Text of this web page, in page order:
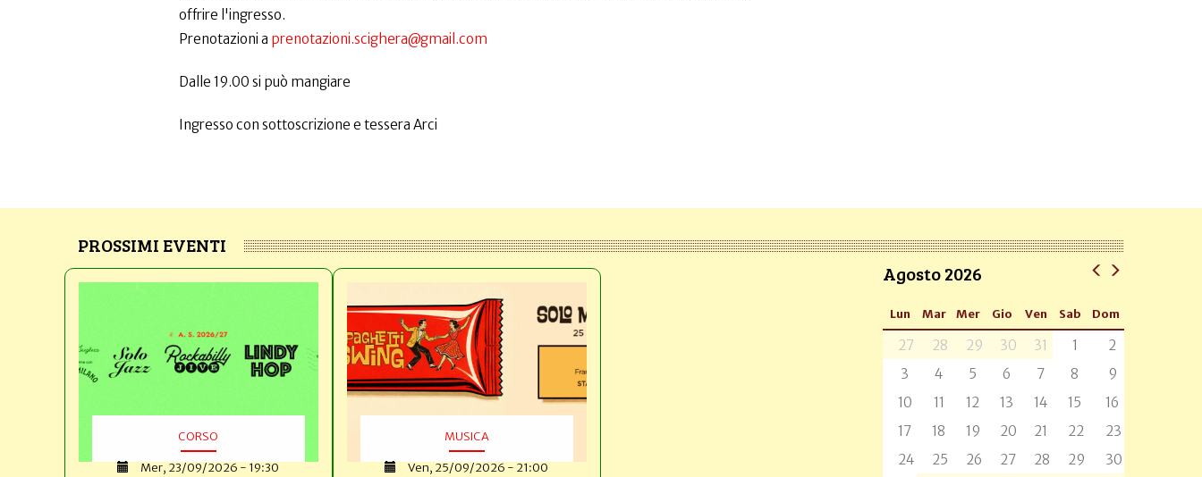
offrire l'ingresso.
Prenotazioni a prenotazioni.scighera@gmail.com
Dalle 19.00 si può mangiare
Ingresso con sottoscrizione e tessera Arci
PROSSIMI EVENTI
CORSO
Mer, 23/09/2026 - 19:30
MUSICA
Ven, 25/09/2026 - 21:00
Agosto 2026
Lun Mar Mer Gio Ven Sab Dom
27 28 29 30 31 1
2
3
4 5 6 7 8
9
10
11 12 13 14 15
16
17
18 19 20 21 22
23
24
25 26 27 28 29
30